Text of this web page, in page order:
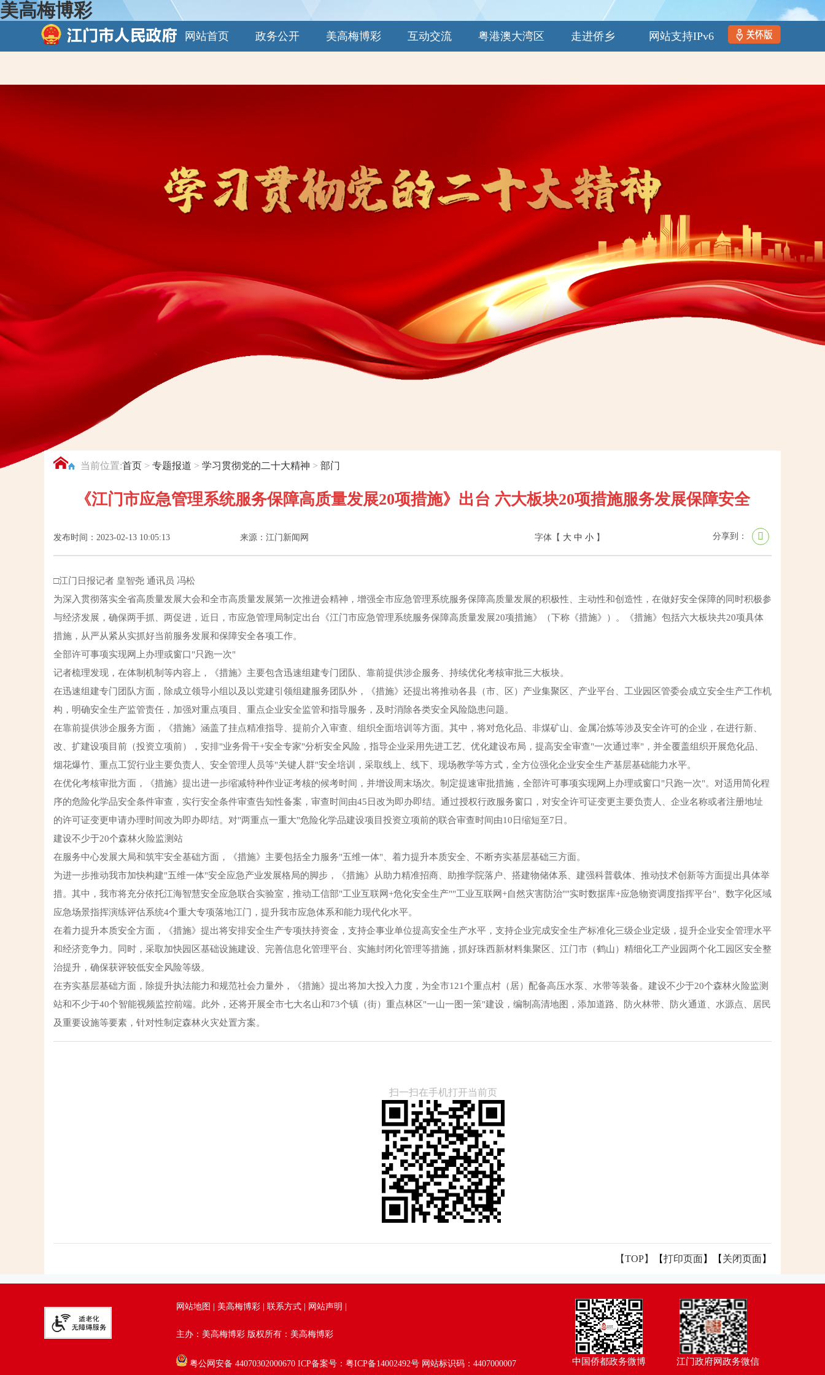
美高梅博彩
网站首页 政务公开 美高梅博彩 互动交流 粤港澳大湾区 走进侨乡 网站支持IPv6
当前位置:首页 > 专题报道 > 学习贯彻党的二十大精神 > 部门
《江门市应急管理系统服务保障高质量发展20项措施》出台 六大板块20项措施服务发展保障安全
发布时间：2023-02-13 10:05:13 来源：江门新闻网 字体【 大 中 小】 分享到：
□江门日报记者 皇智尧 通讯员 冯松
为深入贯彻落实全省高质量发展大会和全市高质量发展第一次推进会精神，增强全市应急管理系统服务保障高质量发展的积极性、主动性和创造性，在做好安全保障的同时积极参
与经济发展，确保两手抓、两促进，近日，市应急管理局制定出台《江门市应急管理系统服务保障高质量发展20项措施》（下称《措施》）。《措施》包括六大板块共20项具体
措施，从严从紧从实抓好当前服务发展和保障安全各项工作。
全部许可事项实现网上办理或窗口"只跑一次"
记者梳理发现，在体制机制等内容上，《措施》主要包含迅速组建专门团队、靠前提供涉企服务、持续优化考核审批三大板块。
在迅速组建专门团队方面，除成立领导小组以及以党建引领组建服务团队外，《措施》还提出将推动各县（市、区）产业集聚区、产业平台、工业园区管委会成立安全生产工作机
构，明确安全生产监管责任，加强对重点项目、重点企业安全监管和指导服务，及时消除各类安全风险隐患问题。
在靠前提供涉企服务方面，《措施》涵盖了挂点精准指导、提前介入审查、组织全面培训等方面。其中，将对危化品、非煤矿山、金属冶炼等涉及安全许可的企业，在进行新、
改、扩建设项目前（投资立项前），安排"业务骨干+安全专家"分析安全风险，指导企业采用先进工艺、优化建设布局，提高安全审查"一次通过率"，并全覆盖组织开展危化品、
烟花爆竹、重点工贸行业主要负责人、安全管理人员等"关键人群"安全培训，采取线上、线下、现场教学等方式，全方位强化企业安全生产基层基础能力水平。
在优化考核审批方面，《措施》提出进一步缩减特种作业证考核的候考时间，并增设周末场次。制定提速审批措施，全部许可事项实现网上办理或窗口"只跑一次"。对适用简化程
序的危险化学品安全条件审查，实行安全条件审查告知性备案，审查时间由45日改为即办即结。通过授权行政服务窗口，对安全许可证变更主要负责人、企业名称或者注册地址
的许可证变更申请办理时间改为即办即结。对"两重点一重大"危险化学品建设项目投资立项前的联合审查时间由10日缩短至7日。
建设不少于20个森林火险监测站
在服务中心发展大局和筑牢安全基础方面，《措施》主要包括全力服务"五维一体"、着力提升本质安全、不断夯实基层基础三方面。
为进一步推动我市加快构建"五维一体"安全应急产业发展格局的脚步，《措施》从助力精准招商、助推学院落户、搭建物储体系、建强科普载体、推动技术创新等方面提出具体举
措。其中，我市将充分依托江海智慧安全应急联合实验室，推动工信部"工业互联网+危化安全生产""工业互联网+自然灾害防治""实时数据库+应急物资调度指挥平台"、数字化区域
应急场景指挥演练评估系统4个重大专项落地江门，提升我市应急体系和能力现代化水平。
在着力提升本质安全方面，《措施》提出将安排安全生产专项扶持资金，支持企事业单位提高安全生产水平，支持企业完成安全生产标准化三级企业定级，提升企业安全管理水平
和经济竞争力。同时，采取加快园区基础设施建设、完善信息化管理平台、实施封闭化管理等措施，抓好珠西新材料集聚区、江门市（鹤山）精细化工产业园两个化工园区安全整
治提升，确保获评较低安全风险等级。
在夯实基层基础方面，除提升执法能力和规范社会力量外，《措施》提出将加大投入力度，为全市121个重点村（居）配备高压水泵、水带等装备。建设不少于20个森林火险监测
站和不少于40个智能视频监控前端。此外，还将开展全市七大名山和73个镇（街）重点林区"一山一图一策"建设，编制高清地图，添加道路、防火林带、防火通道、水源点、居民
及重要设施等要素，针对性制定森林火灾处置方案。
扫一扫在手机打开当前页
【TOP】 【打印页面】【 关闭页面】
网站地图 | 美高梅博彩 | 联系方式 | 网站声明 |
主办：美高梅博彩 版权所有：美高梅博彩
粤公网安备 44070302000670 ICP备案号：粤ICP备14002492号 网站标识码：4407000007 中国侨都政务微博 江门政府网政务微信